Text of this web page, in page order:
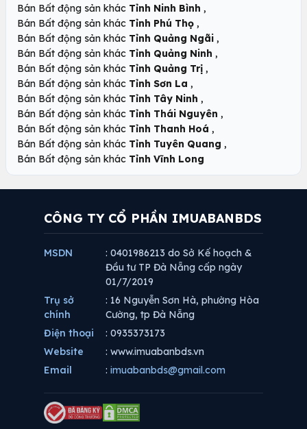
Bán Bất động sản khác Tỉnh Ninh Bình ,
Bán Bất động sản khác Tỉnh Phú Thọ ,
Bán Bất động sản khác Tỉnh Quảng Ngãi ,
Bán Bất động sản khác Tỉnh Quảng Ninh ,
Bán Bất động sản khác Tỉnh Quảng Trị ,
Bán Bất động sản khác Tỉnh Sơn La ,
Bán Bất động sản khác Tỉnh Tây Ninh ,
Bán Bất động sản khác Tỉnh Thái Nguyên ,
Bán Bất động sản khác Tỉnh Thanh Hoá ,
Bán Bất động sản khác Tỉnh Tuyên Quang ,
Bán Bất động sản khác Tỉnh Vĩnh Long
CÔNG TY CỔ PHẦN IMUABANBDS
MSDN
: 0401986213 do Sở Kế hoạch &
Đầu tư TP Đà Nẵng cấp ngày
01/7/2019
Trụ sở
chính
: 16 Nguyễn Sơn Hà, phường Hòa
Cường, tp Đà Nẵng
Điện thoại
: 0935373173
Website
: www.imuabanbds.vn
Email
: imuabanbds@gmail.com